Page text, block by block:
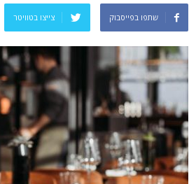
שתפו בפייסבוק צייצו בטוויטר